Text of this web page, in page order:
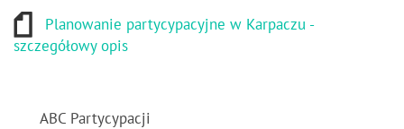
Planowanie partycypacyjne w Karpaczu -
szczegółowy opis
ABC Partycypacji